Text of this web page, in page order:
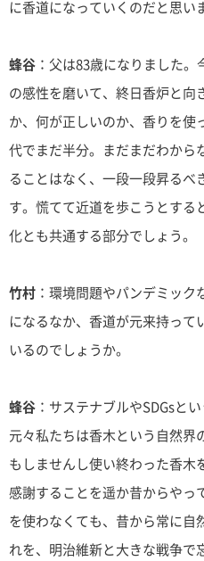
に香道になっていくのだと思い
蜂谷 ：父は83歳になりました
の感性を磨いて、終日香炉と向
か、何が正しいのか、香りを使
代でまだ半分。まだまだわから
ることはなく、一段一段昇るべ
す。慌てて近道を歩こうとす
化とも共通する部分でしょう。
竹村 ：環境問題やパンデミッ
になるなか、香道が元来持っ
いるのでしょうか。
蜂谷 ：サステナブルやSDGsと
元々私たちは香木という自然界
もしませんし使い終わった香木
感謝することを遥か昔からやっ
を使わなくても、昔から常に自
れを、明治維新と大きな戦争で